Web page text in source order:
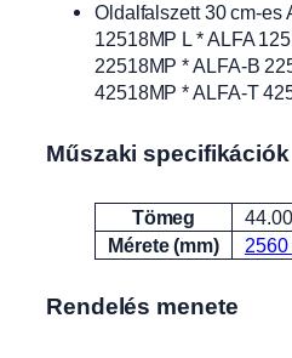
f
a
Oldalfalszett 30 cm-es
12518MP L * ALFA
22518MP * ALFA-B
42518MP * ALFA-T
Műszaki specifikációk
Attribútumok Érték
Tömeg
Mérete (mm)
Rendelés menete